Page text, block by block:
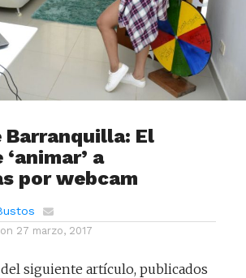
Barranquilla: El
a
por webcam
27 marzo, 2017
siguiente artículo, publicados